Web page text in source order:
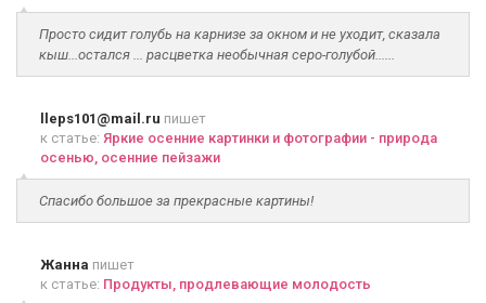
Просто сидит голубь на карнизе за окном и не уходит, сказала
кыш...остался ... расцветка необычная серо-голубой......
lleps101@mail.ru пишет
к статье: Яркие осенние картинки и фотографии - природа
осенью, осенние пейзажи
Спасибо большое за прекрасные картины!
Жанна пишет
к статье: Продукты, продлевающие молодость